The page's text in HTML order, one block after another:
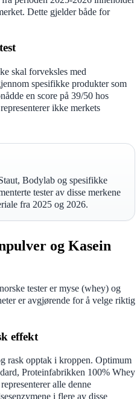
Dette gjelder både for
skal forveksles med
spesifikke produkter som
en score på 39/50 hos
ikke merkets
Bodylab og spesifikke
tester av disse merkene
fra 2025 og 2026.
og Kasein
tester er myse (whey) og
er avgjørende for å velge riktig
effekt
rask opptak i kroppen. Optimum
Proteinfabrikken 100% Whey
alle denne
i flere av disse